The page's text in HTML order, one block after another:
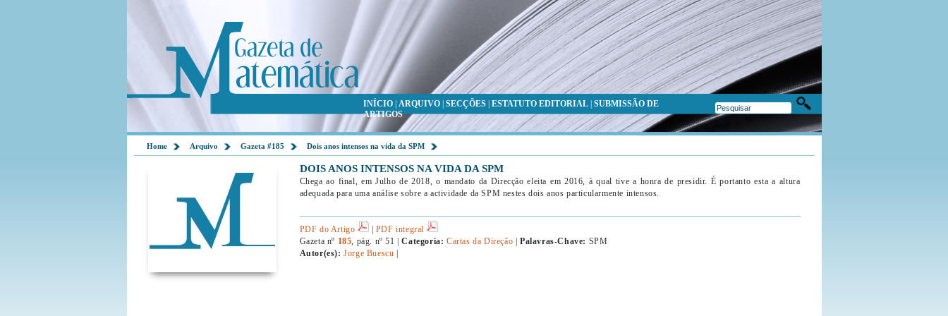
INÍCIO| ARQUIVO| SECÇÕES| ESTATUTO EDITORIAL| SUBMISSÃO DE
ARTIGOS
Home Arquivo Gazeta #185 Dois anos intensos na vida da SPM
DOIS ANOS INTENSOS NA VIDA DA SPM
Chega ao final, em Julho de 2018, o mandato da Direcção eleita em 2016, à qual tive a honra de presidir. É portanto esta a altura
adequada para uma análise sobre a actividade da SPM nestes dois anos particularmente intensos.
PDF do Artigo | PDF integral
Gazeta nº 185, pág. nº 51 |Categoria: Cartas da Direção Palavras-Chave: SPM
Autor(es): Jorge Buescu